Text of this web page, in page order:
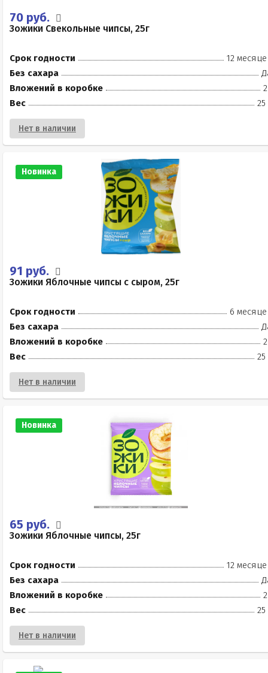
70 руб.
Зожики Свекольные чипсы, 25г
Срок годности
12
Без сахара
Вложений в коробке
Вес
25
Нет в наличии
Новинка
91 руб.
Зожики Яблочные чипсы с сыром, 25г
Срок годности
6
Без сахара
Вложений в коробке
Вес
25
Нет в наличии
Новинка
65 руб.
Зожики Яблочные чипсы, 25г
Срок годности
12
Без сахара
Вложений в коробке
Вес
25
Нет в наличии